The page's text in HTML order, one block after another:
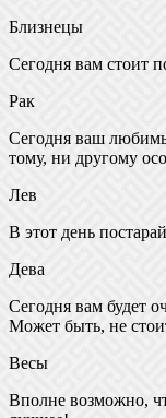
Близнецы
Сегодня вам стоит
Рак
Сегодня ваш
тому, ни другому
Лев
В этот день
Дева
Сегодня вам будет
Может быть, не
Весы
Вполне возможно,